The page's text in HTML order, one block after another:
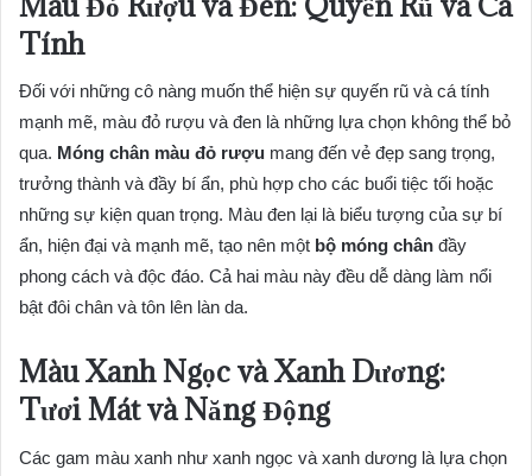
Tính
Đối với những cô nàng muốn thể hiện sự quyến rũ và cá tính
mạnh mẽ, màu đỏ rượu và đen là những lựa chọn không thể bỏ
qua. Móng chân màu đỏ rượu mang đến vẻ đẹp sang trọng,
trưởng thành và đầy bí ẩn, phù hợp cho các buổi tiệc tối hoặc
những sự kiện quan trọng. Màu đen lại là biểu tượng của sự bí
ẩn, hiện đại và mạnh mẽ, tạo nên một bộ móng chân đầy
phong cách và độc đáo. Cả hai màu này đều dễ dàng làm nổi
bật đôi chân và tôn lên làn da.
Màu Xanh Ngọc và Xanh Dương:
Tươi Mát và Năng Động
Các gam màu xanh như xanh ngọc và xanh dương là lựa chọn